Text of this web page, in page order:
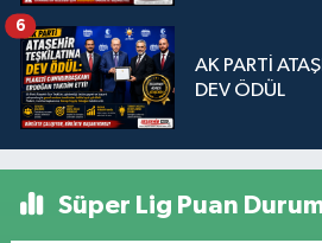
AK PARTİ
DEV ÖDÜL
6
Süper Lig Puan